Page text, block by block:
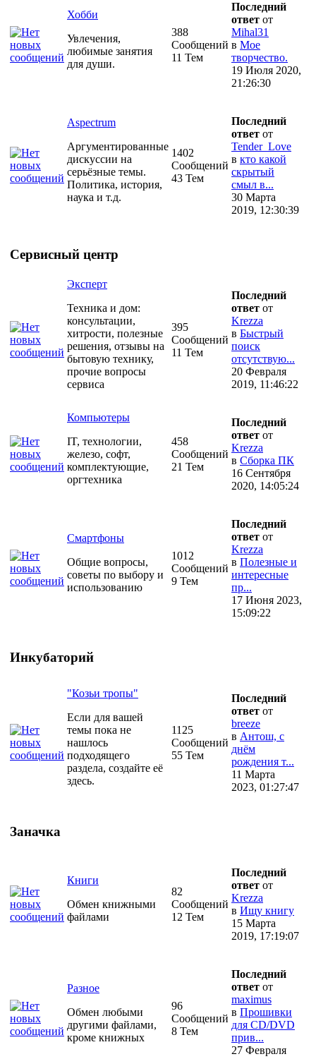
Хобби
Увлечения,
любимые занятия
для души.
388
Сообщений
11 Тем
Последний
ответ от
Mihal31
в Мое
творчество.
19 Июля 2020,
21:26:30
Aspectrum
Аргументированные
дискуссии на
серьёзные темы.
Политика, история,
наука и т.д.
1402
Сообщений
43 Тем
Последний
ответ от
Tender_Love
в кто какой
скрытый
смыл в...
30 Марта
2019, 12:30:39
Сервисный центр
Эксперт
Техника и дом:
консультации,
хитрости, полезные
решения, отзывы на
бытовую технику,
прочие вопросы
сервиса
395
Сообщений
11 Тем
Последний
ответ от
Krezza
в Быстрый
поиск
отсутствую...
20 Февраля
2019, 11:46:22
Компьютеры
IT, технологии,
железо, софт,
комплектующие,
оргтехника
458
Сообщений
21 Тем
Последний
ответ от
Krezza
в Сборка ПК
16 Сентября
2020, 14:05:24
Смартфоны
Общие вопросы,
советы по выбору и
использованию
1012
Сообщений
9 Тем
Последний
ответ от
Krezza
в Полезные и
интересные
пр...
17 Июня 2023,
15:09:22
Инкубаторий
"Козьи тропы"
Если для вашей
темы пока не
нашлось
подходящего
раздела, создайте её
здесь.
1125
Сообщений
55 Тем
Последний
ответ от
breeze
в Антош, с
днём
рождения т...
11 Марта
2023, 01:27:47
Заначка
Книги
Обмен книжными
файлами
82
Сообщений
12 Тем
Последний
ответ от
Krezza
в Ищу книгу
15 Марта
2019, 17:19:07
Разное
Обмен любыми
другими файлами,
кроме книжных
96
Сообщений
8 Тем
Последний
ответ от
maximus
в Прошивки
для CD/DVD
прив...
27 Февраля